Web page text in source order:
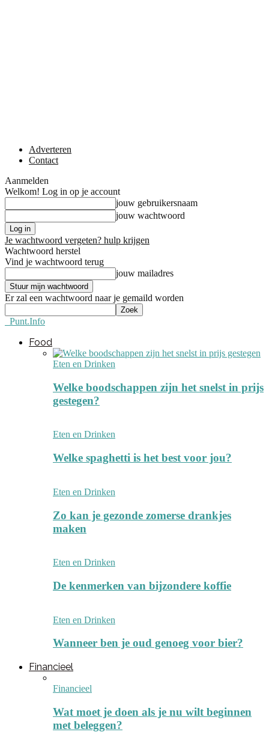
Adverteren
Contact
Aanmelden
Welkom! Log in op je account
jouw gebruikersnaam
jouw wachtwoord
Je wachtwoord vergeten? hulp krijgen
Wachtwoord herstel
Vind je wachtwoord terug
jouw mailadres
Er zal een wachtwoord naar je gemaild worden
Punt.Info
Food
Eten en Drinken
Welke boodschappen zijn het snelst in prijs
gestegen?
Eten en Drinken
Welke spaghetti is het best voor jou?
Eten en Drinken
Zo kan je gezonde zomerse drankjes
maken
Eten en Drinken
De kenmerken van bijzondere koffie
Eten en Drinken
Wanneer ben je oud genoeg voor bier?
Financieel
Financieel
Wat moet je doen als je nu wilt beginnen
met beleggen?